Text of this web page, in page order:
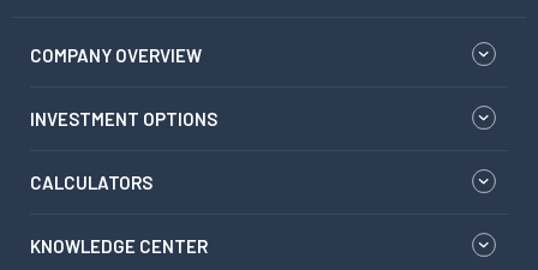
COMPANY OVERVIEW
INVESTMENT OPTIONS
CALCULATORS
KNOWLEDGE CENTER